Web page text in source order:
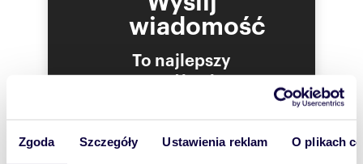
Zgoda Szczegóły Ustawienia reklam O plikach
Kształt działki: prostokąt |
Ogrodzenie działki: częściowo ogrodzona |
Zabudowa działki: brak |
sadurscy.pl/offer/BS5-GS-302309
wiadomość
To najlepszy
sposób, aby
oferty
szybko się z